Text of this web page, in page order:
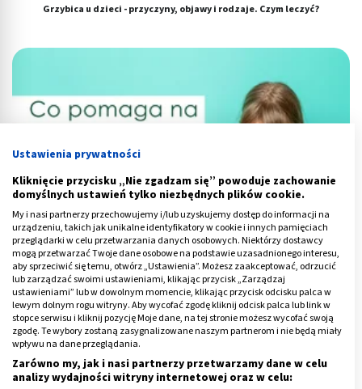
Grzybica u dzieci - przyczyny, objawy i rodzaje. Czym leczyć?
Przewlekły katar u dziecka - ile może trwać i jak leczyć?
Ustawienia prywatności
Kliknięcie przycisku „Nie zgadzam się” powoduje zachowanie
domyślnych ustawień tylko niezbędnych plików cookie.
My i nasi partnerzy przechowujemy i/lub uzyskujemy dostęp do informacji na
urządzeniu, takich jak unikalne identyfikatory w cookie i innych pamięciach
przeglądarki w celu przetwarzania danych osobowych. Niektórzy dostawcy
mogą przetwarzać Twoje dane osobowe na podstawie uzasadnionego interesu,
aby sprzeciwić się temu, otwórz „Ustawienia”. Możesz zaakceptować, odrzucić
lub zarządzać swoimi ustawieniami, klikając przycisk „Zarządzaj
ustawieniami” lub w dowolnym momencie, klikając przycisk odcisku palca w
lewym dolnym rogu witryny. Aby wycofać zgodę kliknij odcisk palca lub link w
stopce serwisu i kliknij pozycję Moje dane, na tej stronie możesz wycofać swoją
zgodę. Te wybory zostaną zasygnalizowane naszym partnerom i nie będą miały
wpływu na dane przeglądania.
Zarówno my, jak i nasi partnerzy przetwarzamy dane w celu
analizy wydajności witryny internetowej oraz w celu: